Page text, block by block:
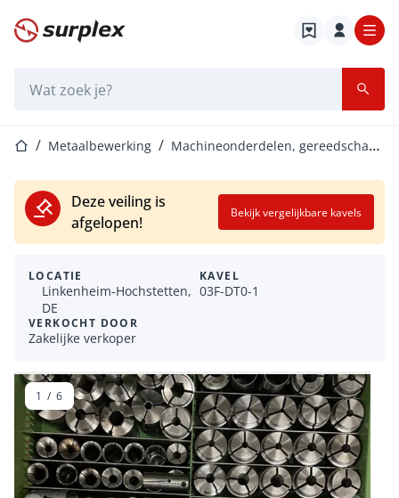
Startpagina
StartpaginaMetaalbewerking Machineonderdelen, gereedschappen en accessoires
Deze veiling is
afgelopen!
Bekijk vergelijkbare kavels
LOCATIE
Linkenheim‑Hochstetten,
DE
VERKOCHT DOOR
Zakelijke verkoper
KAVEL
03F-DT0-1
1 / 6